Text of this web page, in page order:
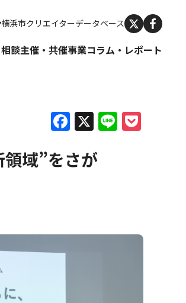
横浜市クリエイターデータベース
相談主催・共催事業コラム・レポート
Facebook
X Line
域”をさが